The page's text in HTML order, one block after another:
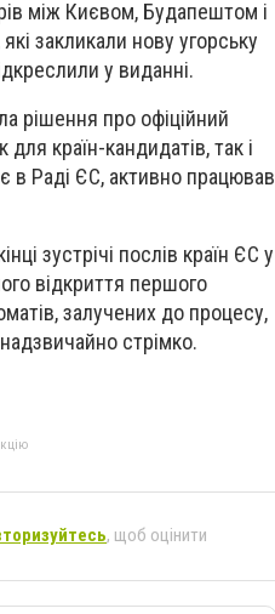
між Києвом, Будапештом і
закликали нову угорську
у виданні.
рішення про офіційний
країн-кандидатів, так і
в Раді ЄС, активно працював
зустрічі послів країн ЄС у
відкриття першого
залучених до процесу,
стрімко.
, щоб оцінити